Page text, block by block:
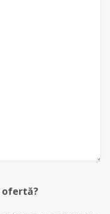
ofertă?